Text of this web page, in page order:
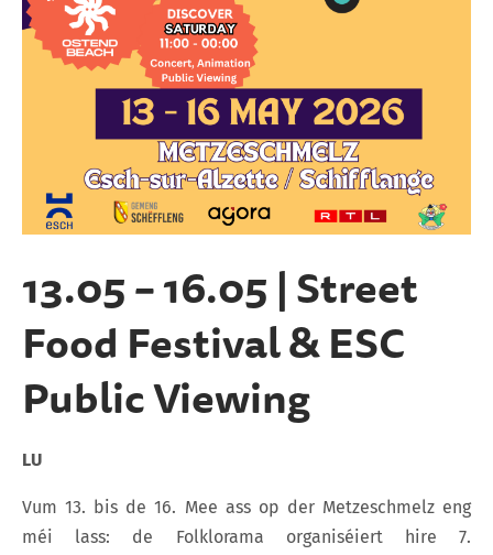
13.05 – 16.05 | Street
Food Festival & ESC
Public Viewing
LU
Vum 13. bis de 16. Mee ass op der Metzeschmelz eng
méi lass: de Folklorama organiséiert hire 7.